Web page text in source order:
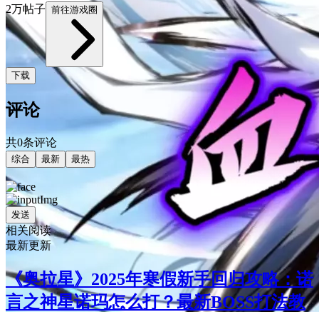
2万帖子 前往游戏圈
下载
评论
共0条评论
综合 最新 最热
发送
相关阅读
最新更新
《奥拉星》2025年寒假新手回归攻略：诺
言之神星诺玛怎么打？最新BOSS打法教